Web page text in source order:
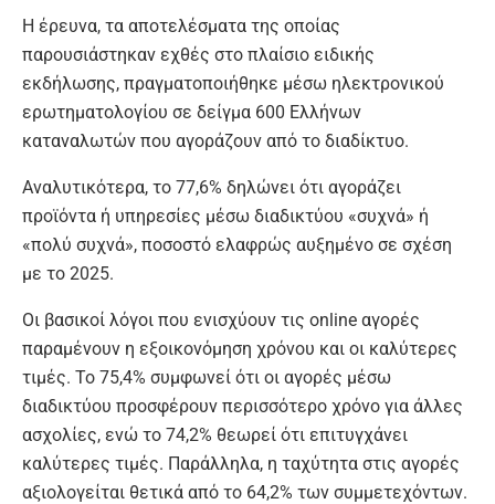
Η έρευνα, τα αποτελέσματα της οποίας
παρουσιάστηκαν εχθές στο πλαίσιο ειδικής
εκδήλωσης, πραγματοποιήθηκε μέσω ηλεκτρονικού
ερωτηματολογίου σε δείγμα 600 Ελλήνων
καταναλωτών που αγοράζουν από το διαδίκτυο.
Αναλυτικότερα, το 77,6% δηλώνει ότι αγοράζει
προϊόντα ή υπηρεσίες μέσω διαδικτύου «συχνά» ή
«πολύ συχνά», ποσοστό ελαφρώς αυξημένο σε σχέση
με το 2025.
Οι βασικοί λόγοι που ενισχύουν τις online αγορές
παραμένουν η εξοικονόμηση χρόνου και οι καλύτερες
τιμές. Το 75,4% συμφωνεί ότι οι αγορές μέσω
διαδικτύου προσφέρουν περισσότερο χρόνο για άλλες
ασχολίες, ενώ το 74,2% θεωρεί ότι επιτυγχάνει
καλύτερες τιμές. Παράλληλα, η ταχύτητα στις αγορές
αξιολογείται θετικά από το 64,2% των συμμετεχόντων.